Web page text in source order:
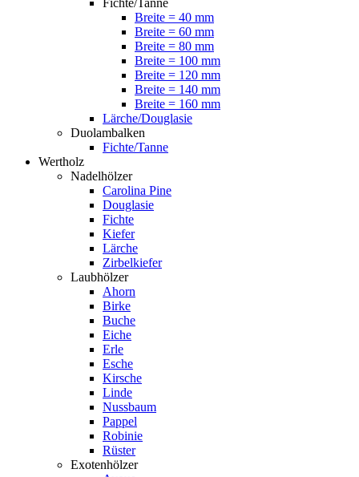
Fichte/Tanne
Breite = 40 mm
Breite = 60 mm
Breite = 80 mm
Breite = 100 mm
Breite = 120 mm
Breite = 140 mm
Breite = 160 mm
Lärche/Douglasie
Duolambalken
Fichte/Tanne
Wertholz
Nadelhölzer
Carolina Pine
Douglasie
Fichte
Kiefer
Lärche
Zirbelkiefer
Laubhölzer
Ahorn
Birke
Buche
Eiche
Erle
Esche
Kirsche
Linde
Nussbaum
Pappel
Robinie
Rüster
Exotenhölzer